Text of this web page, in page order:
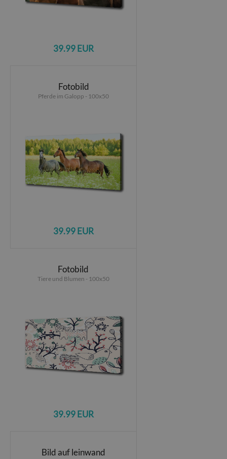
39.99 EUR
Fotobild
Pferde im Galopp - 100x50
39.99 EUR
Fotobild
Tiere und Blumen - 100x50
39.99 EUR
Bild auf leinwand